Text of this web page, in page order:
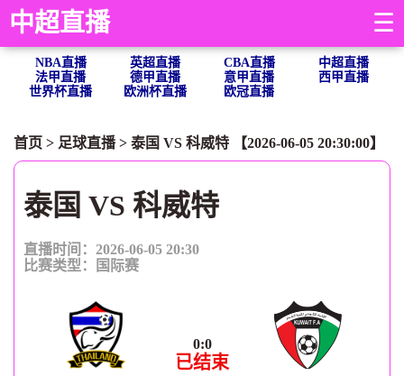
中超直播 ☰
NBA直播 英超直播 CBA直播
中超直播
法甲直播
德甲直播 意甲直播
西甲直播
世界杯直播
欧洲杯直播 欧冠直播
首页 > 足球直播> 泰国 VS 科威特 【2026-06-05 20:30:00】
泰国 VS 科威特
直播时间：2026-06-05 20:30
比赛类型：
国际赛
0:0
已结束